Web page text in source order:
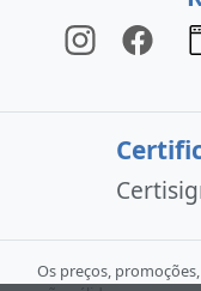
Os preços,